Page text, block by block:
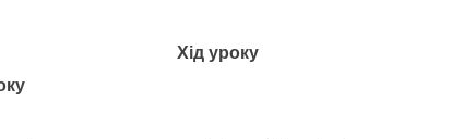
Хід уроку